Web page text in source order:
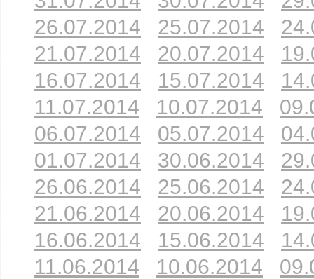
26.07.2014
25.07.2014
21.07.2014
20.07.2014
16.07.2014
15.07.2014
11.07.2014
10.07.2014
06.07.2014
05.07.2014
01.07.2014
30.06.2014
26.06.2014
25.06.2014
21.06.2014
20.06.2014
16.06.2014
15.06.2014
11.06.2014
10.06.2014